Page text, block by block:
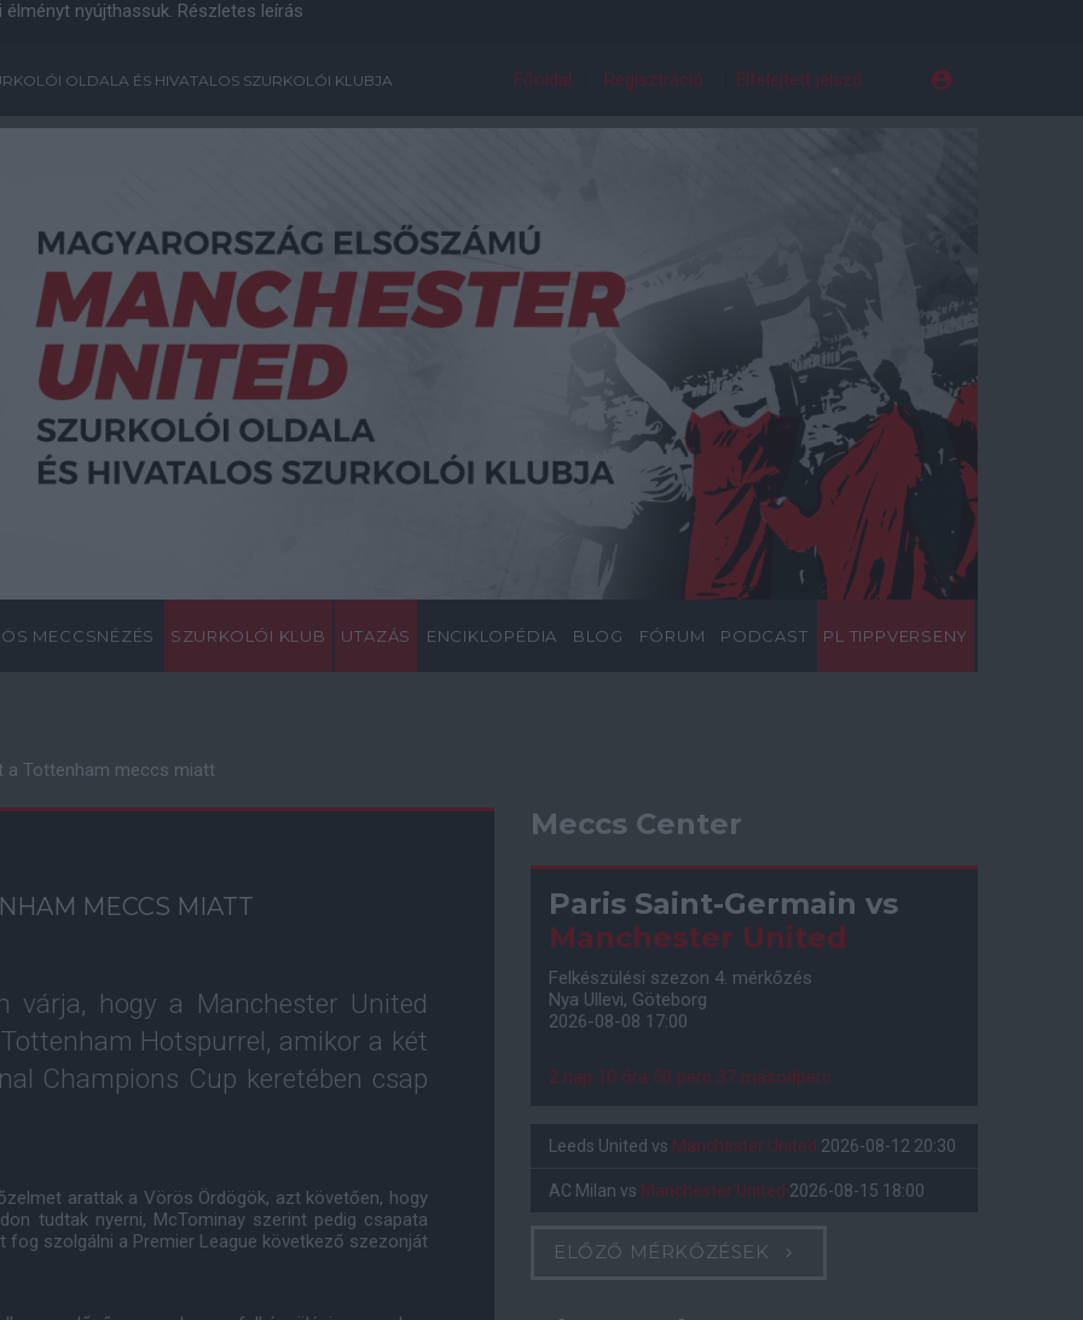
nyújthassuk. Részletes leírás
OLDALA ÉS HIVATALOS SZURKOLÓI KLUBJA Főoldal Regisztráció Elfelejtett jelszó
MECCSNÉZÉS SZURKOLÓI KLUB UTAZÁS ENCIKLOPÉDIA BLOG FÓRUM PODCAST PL TIPPVERSENY
a Tottenham meccs miatt
MECCS MIATT
várja, hogy a Manchester United
Hotspurrel, amikor a két
Champions Cup keretében csap
arattak a Vörös Ördögök, azt követően, hogy
tudtak nyerni, McTominay szerint pedig csapata
szolgálni a Premier League következő szezonját
Meccs Center
Paris Saint-Germain vs
Manchester United
Felkészülési szezon 4. mérkőzés
Nya Ullevi, Göteborg
2026-08-08 17:00
2 nap 10 óra 50 perc 36 másodperc
Leeds United vs Manchester United 2026-08-12 20:30
AC Milan vs Manchester United 2026-08-15 18:00
ELŐZŐ MÉRKŐZÉSEK